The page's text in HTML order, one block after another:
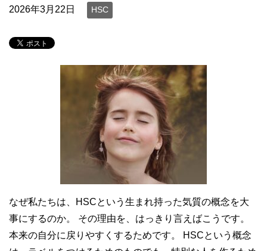
2026年3月22日 HSC
なぜ私たちは、HSCという生まれ持った気質の概念を大
事にするのか。 その理由を、はっきり言えばこうです。
本来の自分に戻りやすくするためです。 HSCという概念